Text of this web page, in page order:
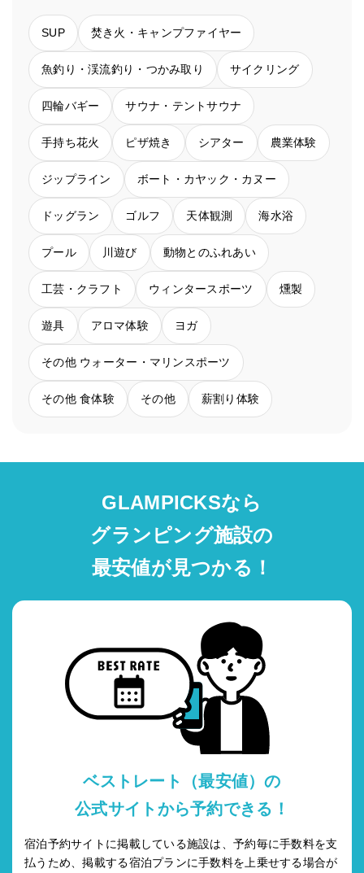
SUP 焚き火・キャンプファイヤー
魚釣り・渓流釣り・つかみ取り サイクリング
四輪バギー サウナ・テントサウナ
手持ち花火 ピザ焼き シアター 農業体験
ジップライン ボート・カヤック・カヌー
ドッグラン ゴルフ 天体観測 海水浴
プール 川遊び 動物とのふれあい
工芸・クラフト ウィンタースポーツ 燻製
遊具 アロマ体験 ヨガ
その他 ウォーター・マリンスポーツ
その他 食体験 その他 薪割り体験
GLAMPICKSなら
グランピング施設の
最安値が見つかる！
ベストレート（最安値）の
公式サイトから予約できる！
宿泊予約サイトに掲載している施設は、予約毎に手数料を支
払うため、掲載する宿泊プランに手数料を上乗せする場合が